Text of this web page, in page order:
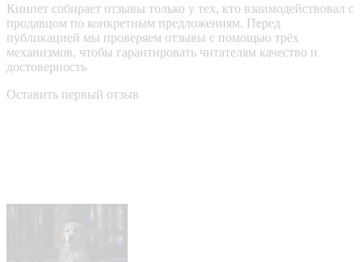
Кинпет собирает отзывы только у тех, кто взаимодействовал с
продавцом по конкретным предложениям. Перед
публикацией мы проверяем отзывы с помощью трёх
механизмов, чтобы гарантировать читателям качество и
достоверность
Оставить первый отзыв